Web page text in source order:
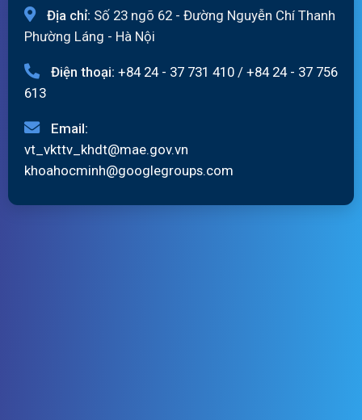
Địa chỉ: Số 23 ngõ 62 - Đường Nguyễn Chí Thanh
Phường Láng - Hà Nội
Điện thoại: +84 24 - 37 731 410 / +84 24 - 37 756
613
Email:
vt_vkttv_khdt@mae.gov.vn
khoahocminh@googlegroups.com